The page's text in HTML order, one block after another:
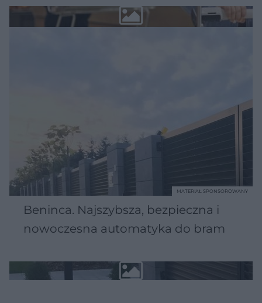
Beninca. Najszybsza, bezpieczna i
nowoczesna automatyka do bram
MATERIAŁ SPONSOROWANY